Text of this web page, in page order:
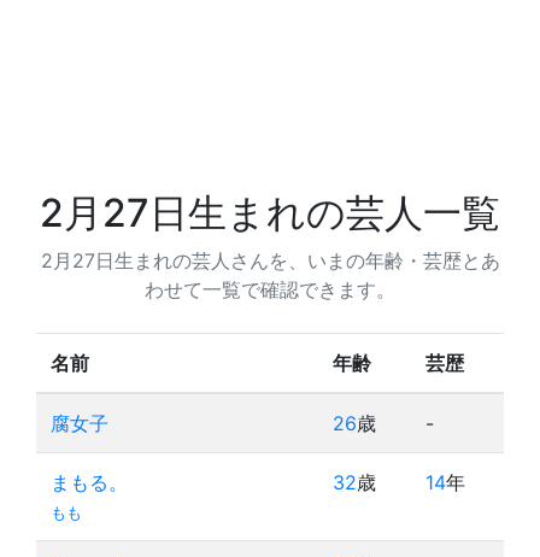
2月27日生まれの芸人一覧
2月27日生まれの芸人さんを、いまの年齢・芸歴とあ
わせて一覧で確認できます。
名前 年齢 芸歴
腐女子 26歳 -
まもる。
もも
32歳 14年